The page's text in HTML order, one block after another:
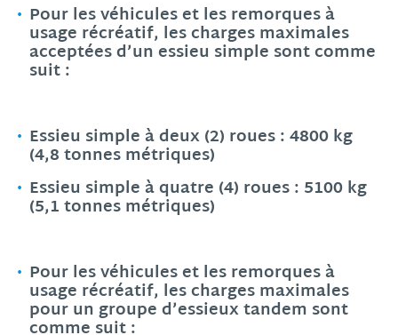
Pour les véhicules et les remorques à
usage récréatif, les charges maximales
acceptées d’unessieu simple sont comme
suit :
Essieu simple à deux (2) roues : 4800 kg
(4,8 tonnes métriques)
Essieu simple à quatre (4) roues : 5100 kg
(5,1 tonnes métriques)
Pour les véhicules et les remorques à
usage récréatif, les charges maximales
pour un grouped’essieux tandem sont
comme suit :